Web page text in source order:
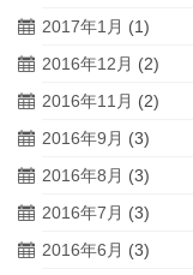
2017年1月 (1)
2016年12月 (2)
2016年11月 (2)
2016年9月 (3)
2016年8月 (3)
2016年7月 (3)
2016年6月 (3)